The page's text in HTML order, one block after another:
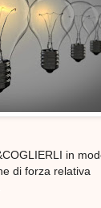
in
di forza relativa